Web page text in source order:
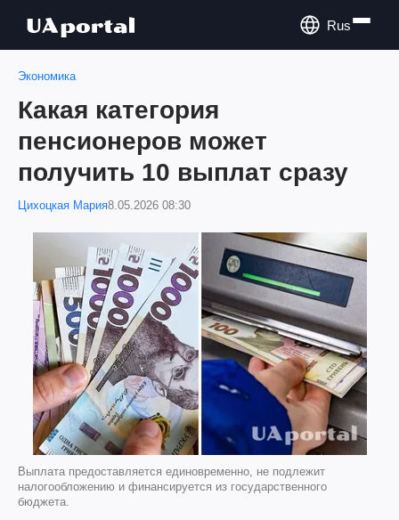
Rus
Экономика
Какая категория
пенсионеров может
получить 10 выплат сразу
Цихоцкая Мария8.05.2026 08:30
Выплата предоставляется единовременно, не подлежит
налогообложению и финансируется из государственного
бюджета.